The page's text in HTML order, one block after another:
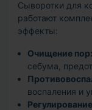
Сыворотки для
работают
эффекты:
Очищение пор:
себума,
воспаления и